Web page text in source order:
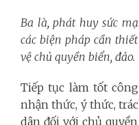
Ba là, phát huy sức
các biện pháp cần
vệ chủ quyền biển, đảo.
Tiếp tục làm tốt
nhận thức, ý thức,
dân đối với chủ